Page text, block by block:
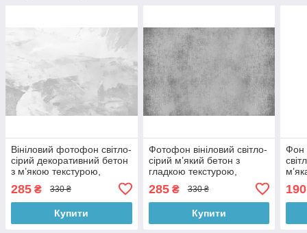
Вініловий фотофон світло-
сірий декоративний бетон
з м’якою текстурою,
зйомки 90×60 см, №56667
285 ₴ 330 ₴
Купити
Фотофон вініловий світло-
сірий м’який бетон з
гладкою текстурою,
фото 90×60 см, №56344
285₴ 330 ₴
Купити
Фон
190